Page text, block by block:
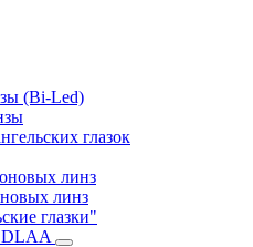
(Bi-Led)
глазок
линз
линз
глазки"
DLAA